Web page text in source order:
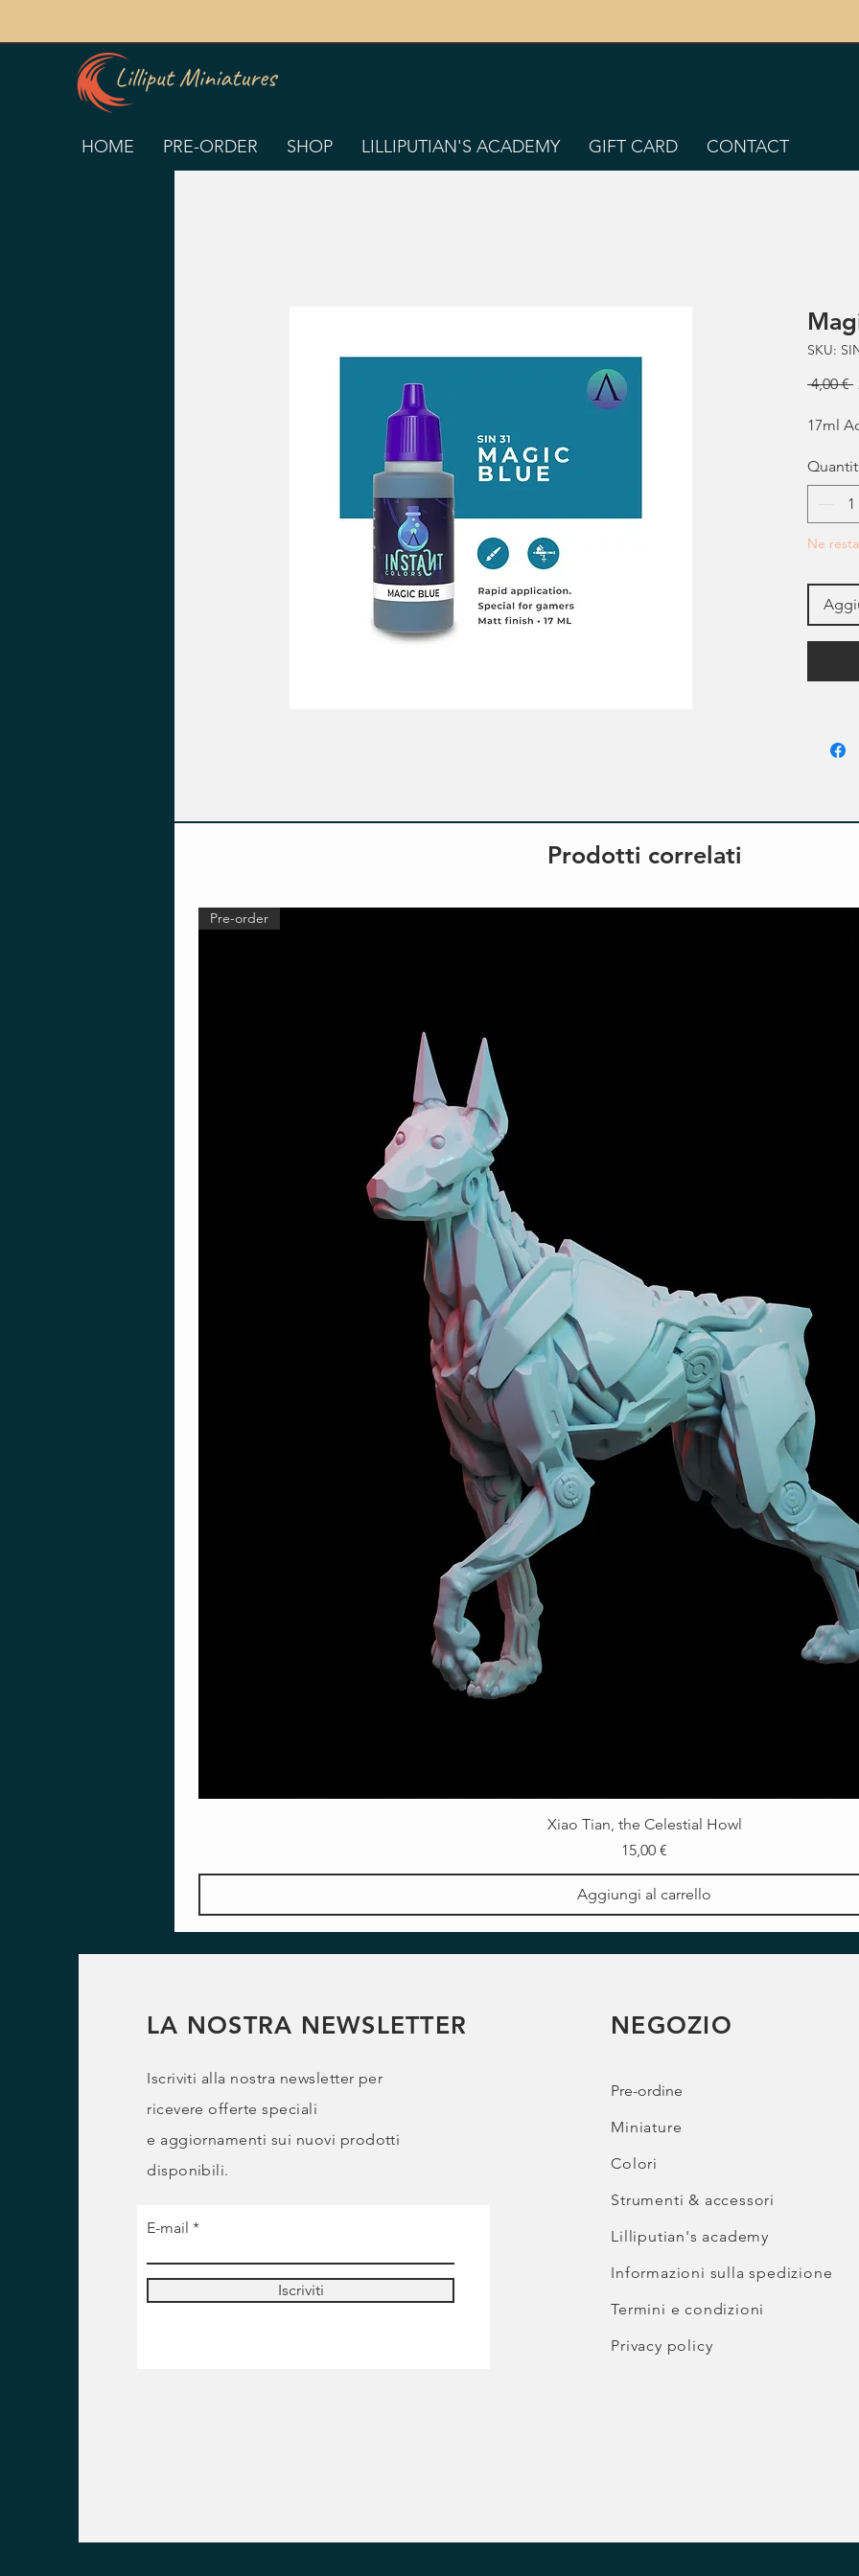
HOME PRE-ORDER SHOP LILLIPUTIAN'S ACADEMY GIFT CARD CONTACT
SKU:
4,00 €
17ml
Ne
Prodotti correlati
Pre-order
Xiao Tian, the Celestial Howl
Prezzo
15,00 €
Aggiungi al carrello
LA NOSTRA NEWSLETTER
Iscriviti alla nostra newsletter per
ricevere offerte speciali
e aggiornamenti sui nuovi prodotti
disponibili.
E-mail
Iscriviti
NEGOZIO
Pre-ordine
Miniature
Colori
Strumenti & accessori
Lilliputian's academy
Informazioni sulla spedizione
Termini e condizioni
Privacy policy